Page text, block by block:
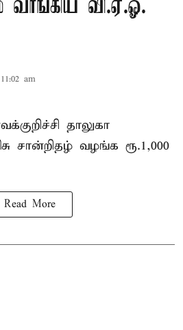
வாங்கிய வி.ஏ.ஓ.
am
தாலுகா
சான்றிதழ் வழங்க ரூ.1,000
Read More